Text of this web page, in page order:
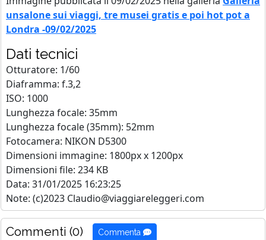
unsalone sui viaggi, tre musei gratis e poi hot pot a
Londra -09/02/2025
Dati tecnici
Otturatore: 1/60
Diaframma: f.3,2
ISO: 1000
Lunghezza focale: 35mm
Lunghezza focale (35mm): 52mm
Fotocamera: NIKON D5300
Dimensioni immagine: 1800px x 1200px
Dimensioni file: 234 KB
Data: 31/01/2025 16:23:25
Note: (c)2023 Claudio@viaggiareleggeri.com
Commenti (0) Commenta